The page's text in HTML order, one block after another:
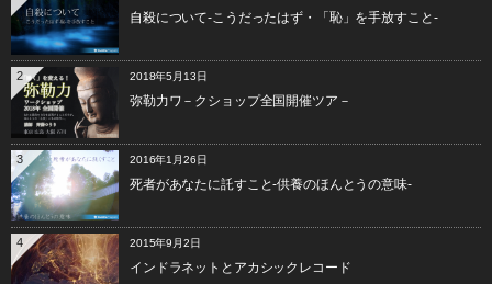
自殺について-こうだったはず・「恥」を手放すこと-
2018年5月13日
弥勒力ワ－クショップ全国開催ツア－
2
2016年1月26日
死者があなたに託すこと-供養のほんとうの意味-
3
2015年9月2日
インドラネットとアカシックレコード
4